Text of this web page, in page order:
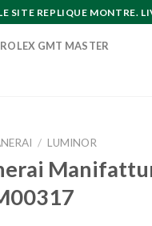
SITE REPLIQUE MONTRE.
ROLEX GMT MASTER
/ LUMINOR